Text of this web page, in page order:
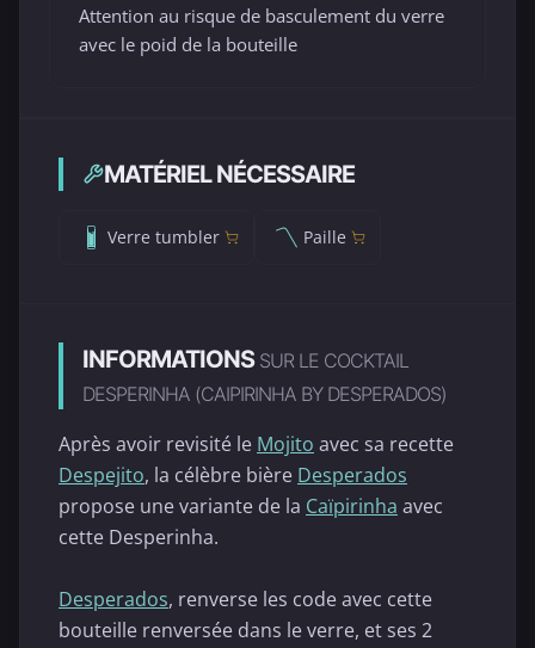
Attention au risque de basculement du verre
avec le poid de la bouteille
MATÉRIEL NÉCESSAIRE
Verre tumbler Paille
INFORMATIONS SUR LE COCKTAIL
DESPERINHA (CAIPIRINHA BY DESPERADOS)
Après avoir revisité le Mojito avec sa recette
Despejito, la célèbre bière Desperados
propose une variante de la Caïpirinha avec
cette Desperinha.
Desperados, renverse les code avec cette
bouteille renversée dans le verre, et ses 2